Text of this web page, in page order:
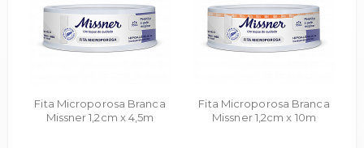
Fita Microporosa Branca
Missner 1,2cm x 4,5m
Fita Microporosa Branca
Missner 1,2cm x 10m